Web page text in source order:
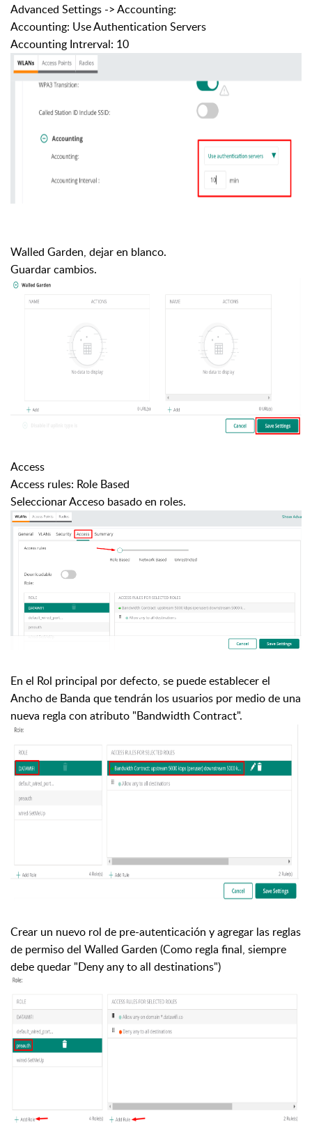
Advanced Settings -> Accounting:
Accounting: Use Authentication Servers
Accounting Intrerval: 10
Walled Garden, dejar en blanco.
Guardar cambios.
Access
Access rules: Role Based
Seleccionar Acceso basado en roles.
En el Rol principal por defecto, se puede establecer el
Ancho de Banda que tendrán los usuarios por medio de una
nueva regla con atributo "Bandwidth Contract".
Crear un nuevo rol de pre-autenticación y agregar las reglas
de permiso del Walled Garden (Como regla final, siempre
debe quedar "Deny any to all destinations")